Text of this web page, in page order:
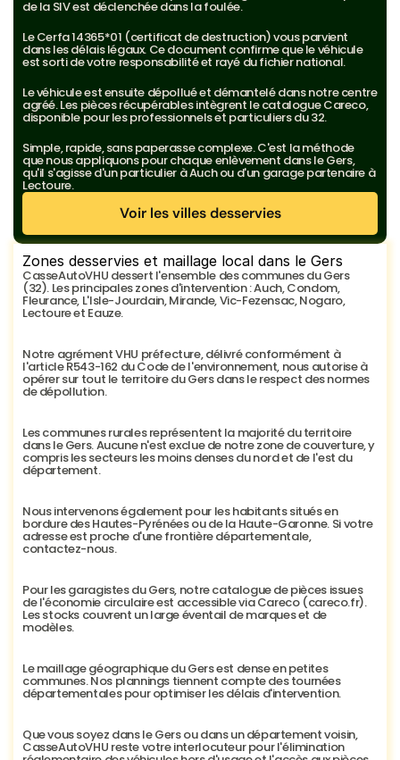
de la SIV est déclenchée dans la foulée.
Le Cerfa 14365*01 (certificat de destruction) vous parvient
dans les délais légaux. Ce document confirme que le véhicule
est sorti de votre responsabilité et rayé du fichier national.
Le véhicule est ensuite dépollué et démantelé dans notre centre
agréé. Les pièces récupérables intègrent le catalogue Careco,
disponible pour les professionnels et particuliers du 32.
Simple, rapide, sans paperasse complexe. C'est la méthode
que nous appliquons pour chaque enlèvement dans le Gers,
qu'il s'agisse d'un particulier à Auch ou d'un garage partenaire à
Lectoure.
Voir les villes desservies
Voir les villes desservies
Zones desservies et maillage local dans le Gers
CasseAutoVHU dessert l'ensemble des communes du Gers
(32). Les principales zones d'intervention : Auch, Condom,
Fleurance, L'Isle-Jourdain, Mirande, Vic-Fezensac, Nogaro,
Lectoure et Eauze.
Notre agrément VHU préfecture, délivré conformément à
l'article R543-162 du Code de l'environnement, nous autorise à
opérer sur tout le territoire du Gers dans le respect des normes
de dépollution.
Les communes rurales représentent la majorité du territoire
dans le Gers. Aucune n'est exclue de notre zone de couverture, y
compris les secteurs les moins denses du nord et de l'est du
département.
Nous intervenons également pour les habitants situés en
bordure des Hautes-Pyrénées ou de la Haute-Garonne. Si votre
adresse est proche d'une frontière départementale,
contactez-nous.
Pour les garagistes du Gers, notre catalogue de pièces issues
de l'économie circulaire est accessible via Careco (careco.fr).
Les stocks couvrent un large éventail de marques et de
modèles.
Le maillage géographique du Gers est dense en petites
communes. Nos plannings tiennent compte des tournées
départementales pour optimiser les délais d'intervention.
Que vous soyez dans le Gers ou dans un département voisin,
CasseAutoVHU reste votre interlocuteur pour l'élimination